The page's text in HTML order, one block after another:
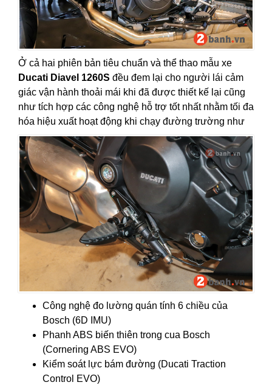
Ở cả hai phiên bản tiêu chuẩn và thể thao mẫu xe
Ducati Diavel 1260S đều đem lại cho người lái cảm
giác vận hành thoải mái khi đã được thiết kế lại cũng
như tích hợp các công nghệ hỗ trợ tốt nhất nhằm tối đa
hóa hiệu xuất hoạt động khi chạy đường trường như
Công nghệ đo lường quán tính 6 chiều của
Bosch (6D IMU)
Phanh ABS biến thiên trong cua Bosch
(Cornering ABS EVO)
Kiểm soát lực bám đường (Ducati Traction
Control EVO)